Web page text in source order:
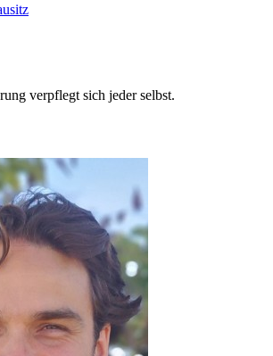
verpflegt sich jeder selbst.